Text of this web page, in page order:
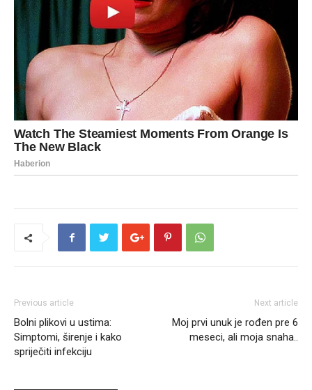
Previous article
Bolni plikovi u ustima:
Simptomi, širenje i kako
spriječiti infekciju
Next article
Moj prvi unuk je rođen pre 6
meseci, ali moja snaha..